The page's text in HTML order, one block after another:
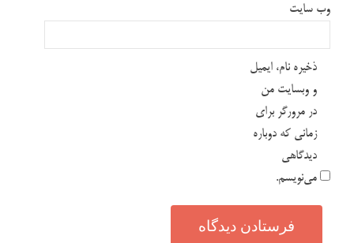
وب‌ سایت
ذخیره نام، ایمیل
و وبسایت من
در مرورگر برای
زمانی که دوباره
دیدگاهی
می‌نویسم.